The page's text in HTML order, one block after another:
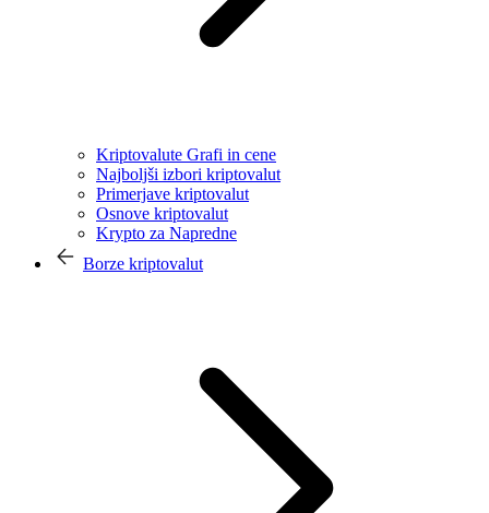
Kriptovalute Grafi in cene
Najboljši izbori kriptovalut
Primerjave kriptovalut
Osnove kriptovalut
Krypto za Napredne
Borze kriptovalut